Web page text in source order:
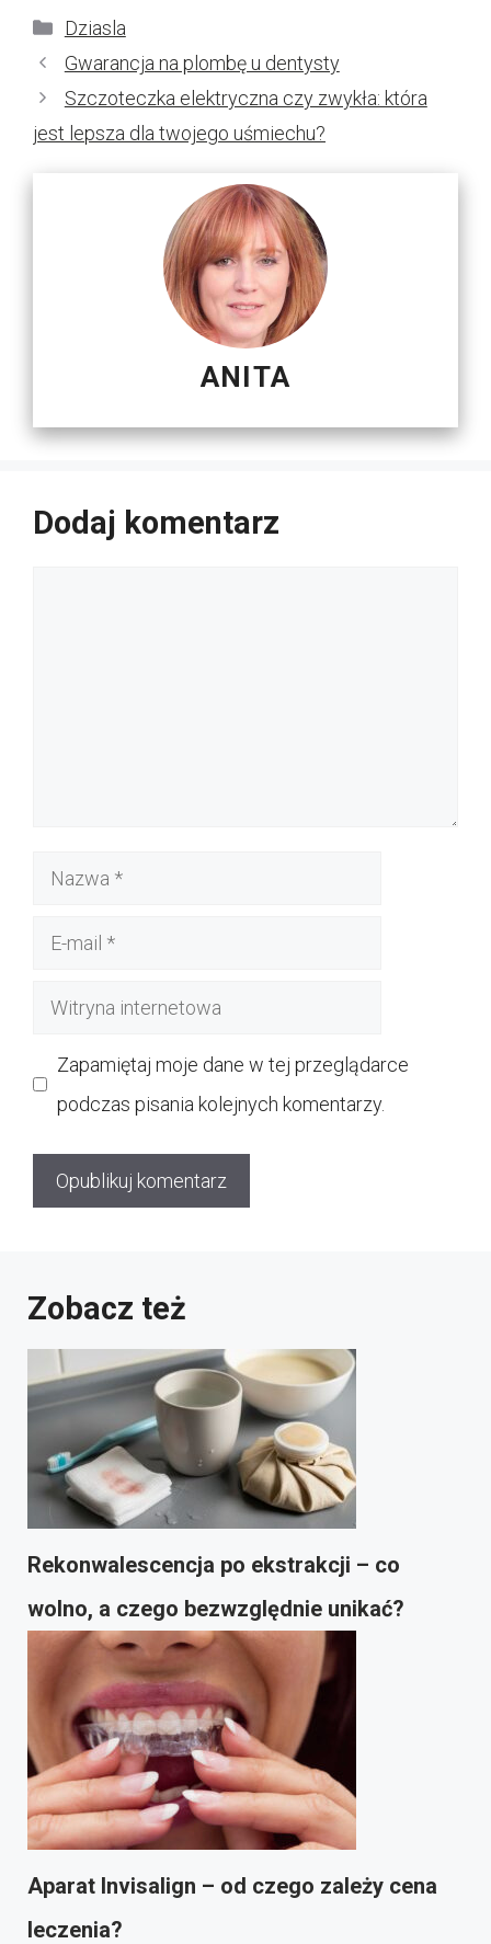
Kategorie
Dziasla
Gwarancja na plombę u dentysty
Szczoteczka elektryczna czy zwykła: która
jest lepsza dla twojego uśmiechu?
ANITA
Dodaj komentarz
Nazwa
Witryna
Zapamiętaj moje dane w tej przeglądarce
podczas pisania kolejnych komentarzy.
Zobacz też
Rekonwalescencja po ekstrakcji – co
wolno, a czego bezwzględnie unikać?
Aparat Invisalign – od czego zależy cena
leczenia?